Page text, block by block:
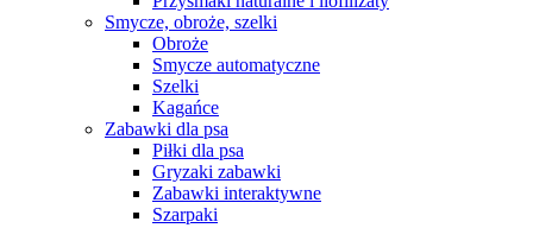
Smycze, obroże, szelki
Obroże
Smycze automatyczne
Szelki
Kagańce
Zabawki dla psa
Piłki dla psa
Gryzaki zabawki
Zabawki interaktywne
Szarpaki